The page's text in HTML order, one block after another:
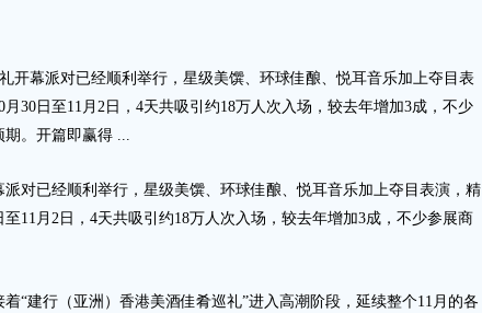
开幕派对已经顺利举行，星级美馔、环球佳酿、悦耳音乐加上夺目表
30日至11月2日，4天共吸引约18万人次入场，较去年增加3成，不少
。开篇即赢得 ...
已经顺利举行，星级美馔、环球佳酿、悦耳音乐加上夺目表演，精
11月2日，4天共吸引约18万人次入场，较去年增加3成，不少参展商
建行（亚洲）香港美酒佳肴巡礼”进入高潮阶段，延续整个11月的各